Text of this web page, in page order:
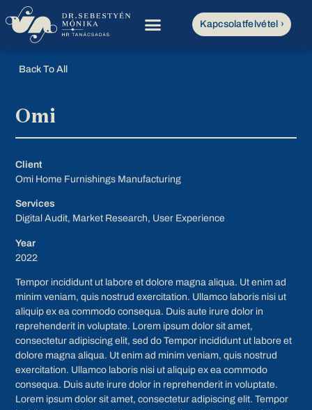
Kapcsolatfelvétel ›
Back To All
Omi
Client
Omi Home Furnishings Manufacturing
Services
Digital Audit, Market Research, User Experience
Year
2022
Tempor incididunt ut labore et dolore magna aliqua. Ut enim ad
minim veniam, quis nostrud exercitation. Ullamco laboris nisi ut
aliquip ex ea commodo consequa. Duis aute irure dolor in
reprehenderit in voluptate. Lorem ipsum dolor sit amet,
consectetur adipiscing elit, sed do Tempor incididunt ut labore et
dolore magna aliqua. Ut enim ad minim veniam, quis nostrud
exercitation. Ullamco laboris nisi ut aliquip ex ea commodo
consequa. Duis aute irure dolor in reprehenderit in voluptate.
Lorem ipsum dolor sit amet, consectetur adipiscing elit. Tempor